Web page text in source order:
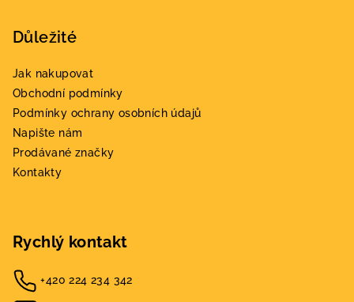
Důležité
Jak nakupovat
Obchodní podmínky
Podmínky ochrany osobních údajů
Napište nám
Prodávané značky
Kontakty
Rychlý kontakt
+420 224 234 342